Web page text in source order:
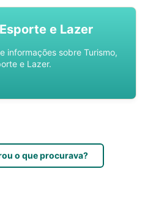
e Lazer
informações sobre Turismo,
e Lazer.
o que procurava?